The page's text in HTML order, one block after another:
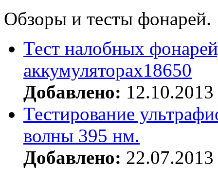
Обзоры и тесты фонарей.
Тест налобных
аккумуляторах18650
Добавлено: 12.10.2013
Тестирование
волны 395 нм.
Добавлено: 22.07.2013